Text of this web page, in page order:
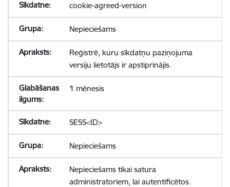
cookie-agreed-version
Nepieciešams
Reģistrē, kuru sīkdatņu paziņojuma
versiju lietotājs ir apstiprinājis.
1 mēnesis
SESS<ID>
Nepieciešams
Nepieciešams tikai satura
administratoriem, lai autentificētos.